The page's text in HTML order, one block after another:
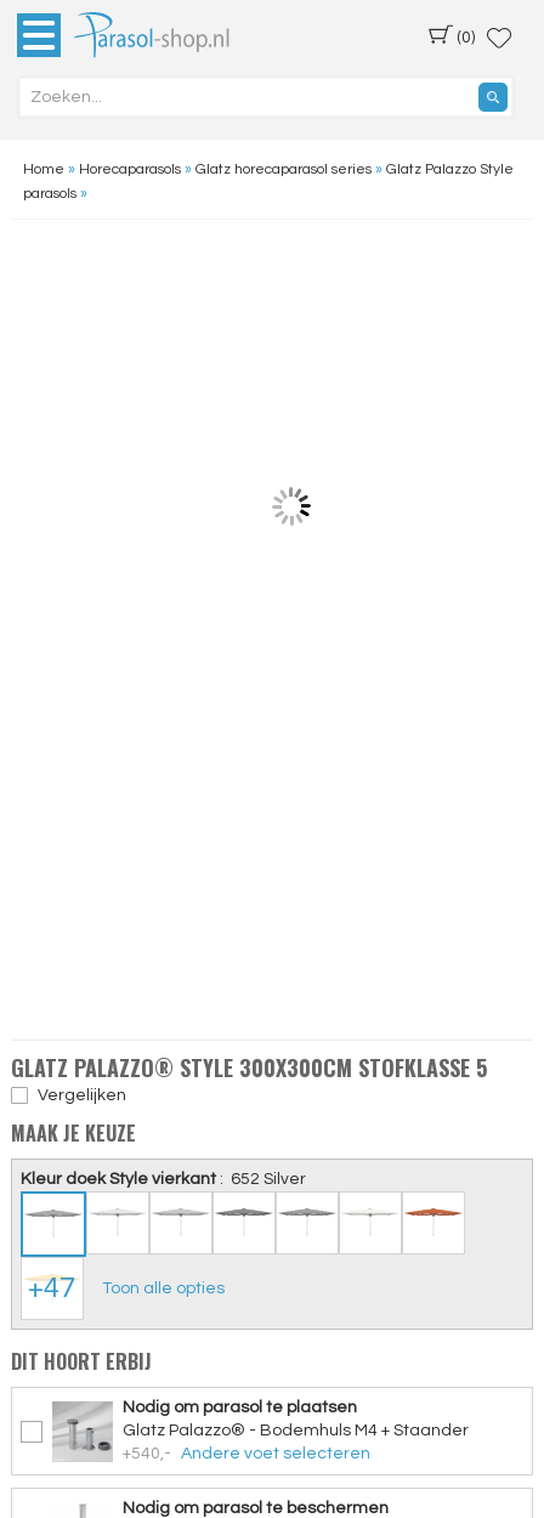
(0)
Home » Horecaparasols» Glatz horecaparasol series» Glatz Palazzo Style
parasols»
GLATZ PALAZZO® STYLE 300X300CM STOFKLASSE 5
Vergelijken
MAAK JE KEUZE
Kleur doek Style vierkant: 652 Silver
+47 Toon alle opties
DIT HOORT ERBIJ
Nodig om parasol te plaatsen
Glatz Palazzo® - Bodemhuls M4 + Staander
+540,-
Andere voet selecteren
Nodig om parasol te beschermen